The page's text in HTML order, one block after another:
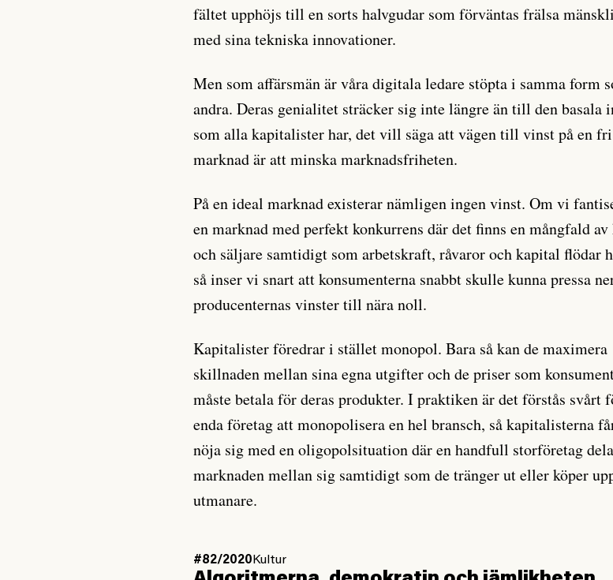
fältet upphöjs till en sorts halvgudar som förväntas frälsa
med sina tekniska innovationer.
Men som affärsmän är våra digitala ledare stöpta i samma form
andra. Deras genialitet sträcker sig inte längre än till den basala
som alla kapitalister har, det vill säga att vägen till vinst på en fri
marknad är att minska marknadsfriheten.
På en ideal marknad existerar nämligen ingen vinst. Om vi
en marknad med perfekt konkurrens där det finns en mångfald av
och säljare samtidigt som arbetskraft, råvaror och kapital flödar
så inser vi snart att konsumenterna snabbt skulle kunna pressa
producenternas vinster till nära noll.
Kapitalister föredrar i stället monopol. Bara så kan de maximera
skillnaden mellan sina egna utgifter och de priser som
måste betala för deras produkter. I praktiken är det förstås svårt
enda företag att monopolisera en hel bransch, så kapitalisterna
nöja sig med en oligopolsituation där en handfull storföretag
marknaden mellan sig samtidigt som de tränger ut eller köper
utmanare.
#82/2020 Kultur